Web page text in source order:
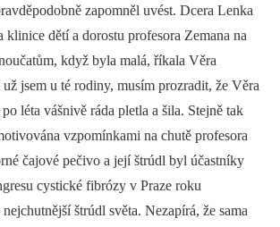
zapomněl uvést. Dcera Lenka
klinice dětí a dorostu profesora Zemana na
když byla malá, říkala Věra
jsem u té rodiny, musím prozradit, že Věra
léta vášnivě ráda pletla a šila. Stejně tak
vzpomínkami na chutě profesora
čajové pečivo a její štrúdl byl účastníky
cystické fibrózy v Praze roku
štrúdl světa. Nezapírá, že sama